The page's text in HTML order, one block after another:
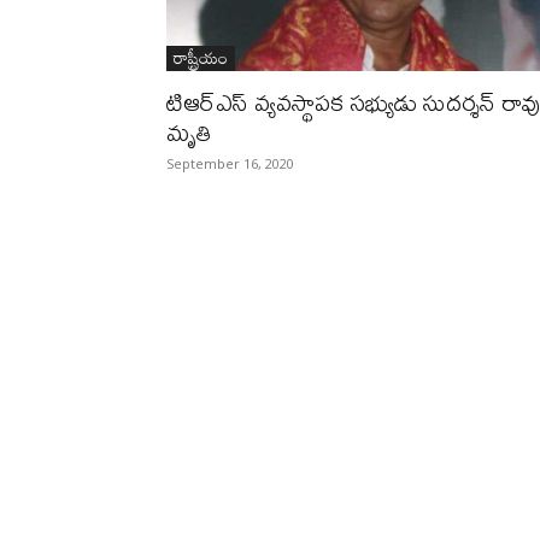
రాష్ట్రీయం
టిఆర్ఎస్ వ్యవస్థాపక సభ్యుడు సుదర్శన్ రావు
మృతి
September 16, 2020